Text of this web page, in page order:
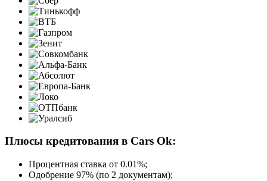
Плюсы кредитования в Cars Ok:
Процентная ставка от 0.01%;
Одобрение 97% (по 2 документам);